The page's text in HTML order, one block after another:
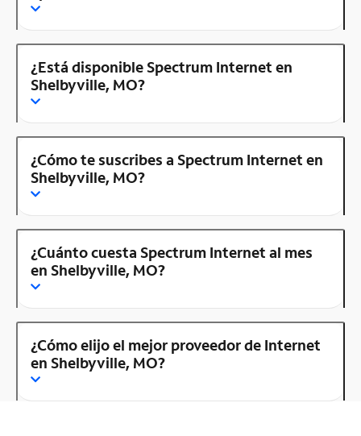
¿Está disponible Spectrum Internet en
Shelbyville, MO?
¿Cómo te suscribes a Spectrum Internet en
Shelbyville, MO?
¿Cuánto cuesta Spectrum Internet al mes
en Shelbyville, MO?
¿Cómo elijo el mejor proveedor de Internet
en Shelbyville, MO?